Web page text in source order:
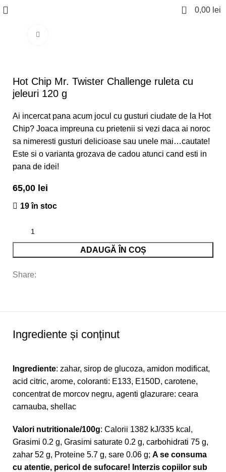
0 0,00 lei
Hot Chip Mr. Twister Challenge ruleta cu
jeleuri 120 g
Ai incercat pana acum jocul cu gusturi ciudate de la Hot
Chip? Joaca impreuna cu prietenii si vezi daca ai noroc
sa nimeresti gusturi delicioase sau unele mai…cautate!
Este si o varianta grozava de cadou atunci cand esti in
pana de idei!
65,00 lei
19 în stoc
ADAUGĂ ÎN COȘ
Share:
Ingrediente și conținut
Ingrediente: zahar, sirop de glucoza, amidon modificat,
acid citric, arome, coloranti: E133, E150D, carotene,
concentrat de morcov negru, agenti glazurare: ceara
carnauba, shellac
Valori nutritionale/100g: Calorii 1382 kJ/335 kcal,
Grasimi 0.2 g, Grasimi saturate 0.2 g, carbohidrati 75 g,
zahar 52 g, Proteine 5.7 g, sare 0.06 g;A se consuma
cu atentie, pericol de sufocare! Interzis copiilor sub